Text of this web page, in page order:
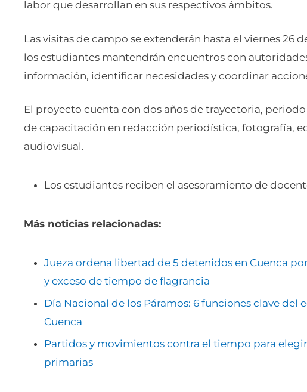
labor que desarrollan en sus respectivos ámbitos.
Las visitas de campo se extenderán hasta el viernes 26
los estudiantes mantendrán encuentros con
información, identificar necesidades y coordinar
El proyecto cuenta con dos años de trayectoria,
de capacitación en redacción periodística, fotografía,
audiovisual.
Los estudiantes reciben el asesoramiento de
Más noticias relacionadas:
Jueza ordena libertad de 5 detenidos en Cuenca
y exceso de tiempo de flagrancia
Día Nacional de los Páramos: 6 funciones clave del
Cuenca
Partidos y movimientos contra el tiempo para
primarias